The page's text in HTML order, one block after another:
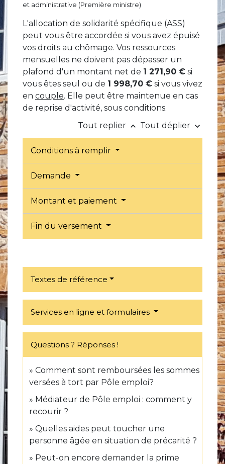
et administrative (Première ministre)
L'allocation de solidarité spécifique (ASS)
peut vous être accordée si vous avez épuisé
vos droits au chômage. Vos ressources
mensuelles ne doivent pas dépasser un
plafond d'un montant net de 1 271,90 € si
vous êtes seul ou de 1 998,70 € si vous vivez
en couple. Elle peut être maintenue en cas
de reprise d'activité, sous conditions.
Tout replier keyboard_arrow_up Tout déplier keyboard_arrow_down
Conditions à remplir
Demande
Montant et paiement
Fin du versement
Textes de référence
Services en ligne et formulaires
Questions ? Réponses !
Comment sont remboursées les sommes
versées à tort par Pôle emploi?
Médiateur de Pôle emploi : comment y
recourir ?
Quelles aides peut toucher une
personne âgée en situation de précarité ?
Peut-on encore demander la prime